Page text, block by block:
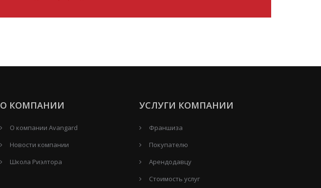
О КОМПАНИИ
О компании Avangard
Новости компании
Школа Риэлтора
УСЛУГИ КОМПАНИИ
Франшиза
Покупателю
Арендодавцу
Стоимость услуг